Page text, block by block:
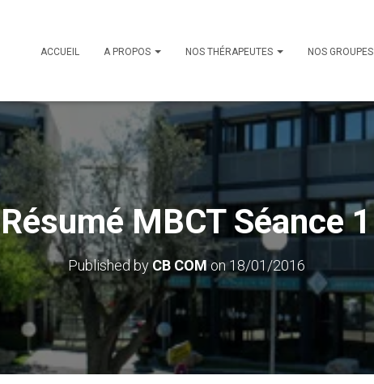
ACCUEIL A PROPOS NOS THÉRAPEUTES NOS GROUPES
Résumé MBCT Séance 1
Published byCB COM on18/01/2016